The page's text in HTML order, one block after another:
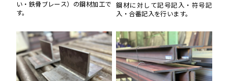
い・鉄骨ブレース）の鋼材加工で
す。
鋼材に対して記号記入・符号記
入・合番記入を行います。